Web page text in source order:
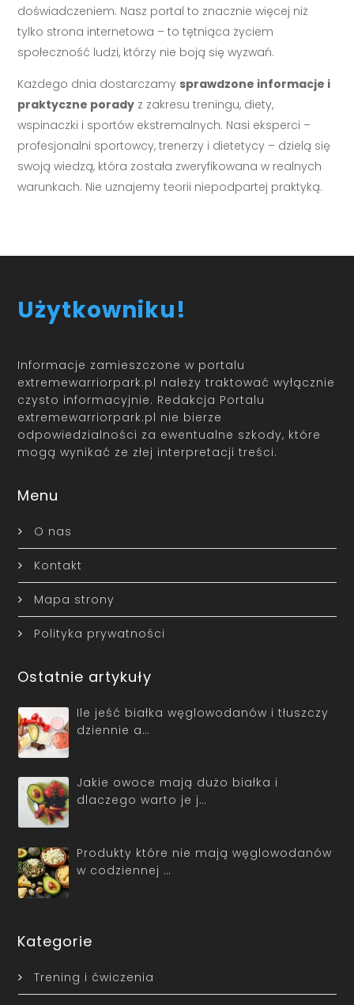
doświadczeniem. Nasz portal to znacznie więcej niż
tylko strona internetowa – to tętniąca życiem
społeczność ludzi, którzy nie boją się wyzwań.
Każdego dnia dostarczamy sprawdzone informacje i
praktyczne porady z zakresu treningu, diety,
wspinaczki i sportów ekstremalnych. Nasi eksperci –
profesjonalni sportowcy, trenerzy i dietetycy – dzielą się
swoją wiedzą, która została zweryfikowana w realnych
warunkach. Nie uznajemy teorii niepodpartej praktyką.
Użytkowniku!
Informacje zamieszczone w portalu
extremewarriorpark.pl należy traktować wyłącznie
czysto informacyjnie. Redakcja Portalu
extremewarriorpark.pl nie bierze
odpowiedzialności za ewentualne szkody, które
mogą wynikać ze złej interpretacji treści.
Menu
O nas
Kontakt
Mapa strony
Polityka prywatności
Ostatnie artykuły
Ile jeść białka węglowodanów i tłuszczy
dziennie a…
Jakie owoce mają dużo białka i
dlaczego warto je j…
Produkty które nie mają węglowodanów
w codziennej …
Kategorie
Trening i ćwiczenia